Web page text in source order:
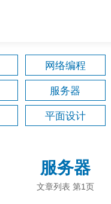
网络编程
服务器
平面设计
服务器
文章列表 第1页